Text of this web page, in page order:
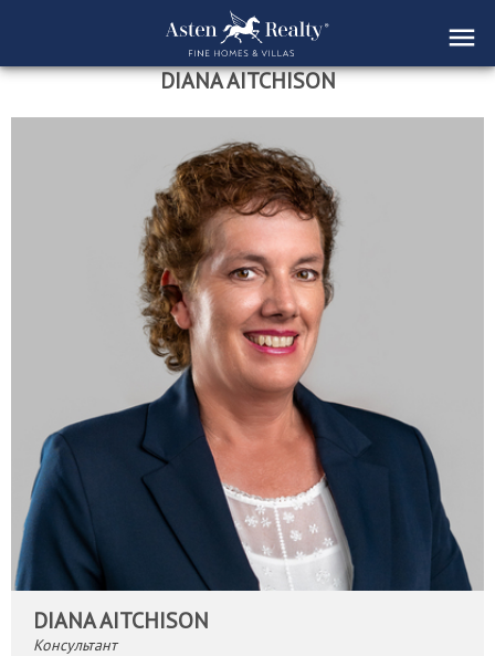
DIANA AITCHISON
DIANA AITCHISON
Консультант